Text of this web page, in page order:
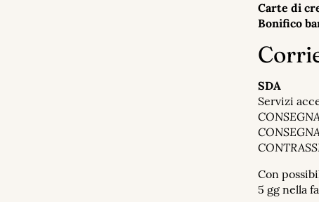
Carte di
Bonifico
SDA
Servizi
Con
5 gg nella